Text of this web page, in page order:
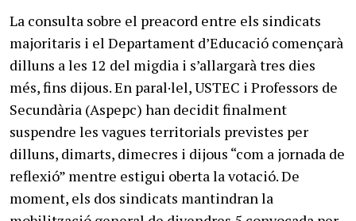
La consulta sobre el preacord entre els sindicats
majoritaris i el Departament d’Educació començarà
dilluns a les 12 del migdia i s’allargarà tres dies
més, fins dijous. En paral·lel, USTEC i Professors de
Secundària (Aspepc) han decidit finalment
suspendre les vagues territorials previstes per
dilluns, dimarts, dimecres i dijous “com a jornada de
reflexió” mentre estigui oberta la votació. De
moment, els dos sindicats mantindran la